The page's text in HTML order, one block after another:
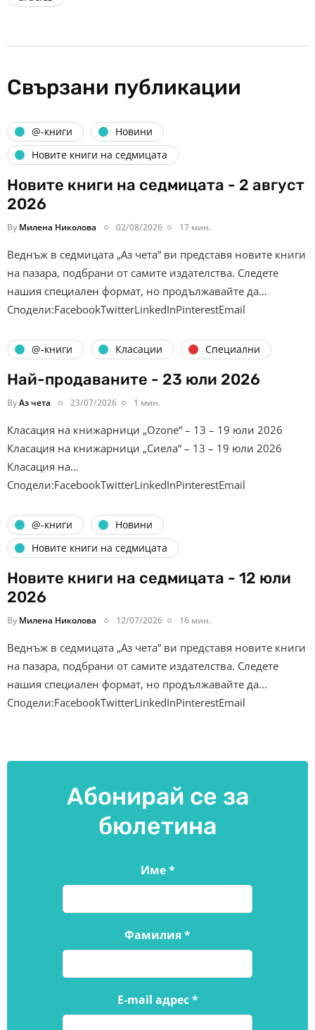
Свързани публикации
@-книги
Новини
Новите книги на седмицата
Новите книги на седмицата - 2 август
2026
By Милена Николова 02/08/2026 17 мин.
Веднъж в седмицата „Аз чета“ ви представя новите книги
на пазара, подбрани от самите издателства. Следете
нашия специален формат, но продължавайте да…
Сподели:FacebookTwitterLinkedInPinterestEmail
@-книги Класации Специални
Най-продаваните - 23 юли 2026
ByАз чета 23/07/2026 1 мин.
Класация на книжарници „Ozone“ – 13 – 19 юли 2026
Класация на книжарници „Сиела“ – 13 – 19 юли 2026
Класация на…
Сподели:FacebookTwitterLinkedInPinterestEmail
@-книги
Новини
Новите книги на седмицата
Новите книги на седмицата - 12 юли
2026
By Милена Николова 12/07/2026 16 мин.
Веднъж в седмицата „Аз чета“ ви представя новите книги
на пазара, подбрани от самите издателства. Следете
нашия специален формат, но продължавайте да…
Сподели:FacebookTwitterLinkedInPinterestEmail
Абонирай се за
бюлетина
Име*
Фамилия*
E-mail адрес*